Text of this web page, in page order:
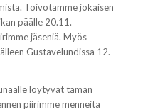
Toivotamme jokaisen
päälle 20.11.
jäseniä. Myös
Gustavelundissa 12.
löytyvät tämän
piirimme menneitä